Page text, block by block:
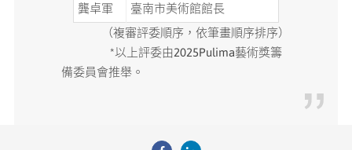
龔卓軍
臺南市美術館館長
（複審評委順序，依筆畫順序排序）
*以上評委由2025Pulima藝術獎籌
備委員會推舉。